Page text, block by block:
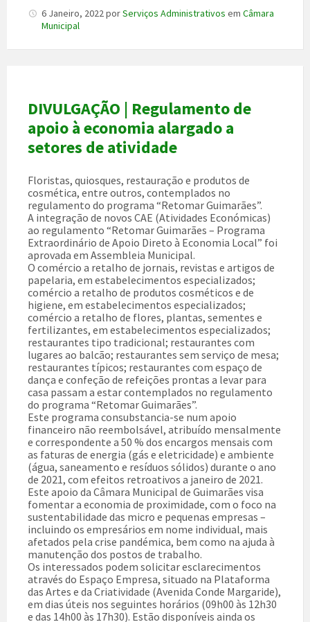
6 Janeiro, 2022porServiços Administrativos em Câmara
Municipal
DIVULGAÇÃO | Regulamento de
apoio à economia alargado a
setores de atividade
Floristas, quiosques, restauração e produtos de
cosmética, entre outros, contemplados no
regulamento do programa “Retomar Guimarães”.
A integração de novos CAE (Atividades Económicas)
ao regulamento “Retomar Guimarães – Programa
Extraordinário de Apoio Direto à Economia Local” foi
aprovada em Assembleia Municipal.
O comércio a retalho de jornais, revistas e artigos de
papelaria, em estabelecimentos especializados;
comércio a retalho de produtos cosméticos e de
higiene, em estabelecimentos especializados;
comércio a retalho de flores, plantas, sementes e
fertilizantes, em estabelecimentos especializados;
restaurantes tipo tradicional; restaurantes com
lugares ao balcão; restaurantes sem serviço de mesa;
restaurantes típicos; restaurantes com espaço de
dança e confeção de refeições prontas a levar para
casa passam a estar contemplados no regulamento
do programa “Retomar Guimarães”.
Este programa consubstancia-se num apoio
financeiro não reembolsável, atribuído mensalmente
e correspondente a 50 % dos encargos mensais com
as faturas de energia (gás e eletricidade) e ambiente
(água, saneamento e resíduos sólidos) durante o ano
de 2021, com efeitos retroativos a janeiro de 2021.
Este apoio da Câmara Municipal de Guimarães visa
fomentar a economia de proximidade, com o foco na
sustentabilidade das micro e pequenas empresas –
incluindo os empresários em nome individual, mais
afetados pela crise pandémica, bem como na ajuda à
manutenção dos postos de trabalho.
Os interessados podem solicitar esclarecimentos
através do Espaço Empresa, situado na Plataforma
das Artes e da Criatividade (Avenida Conde Margaride),
em dias úteis nos seguintes horários (09h00 às 12h30
e das 14h00 às 17h30). Estão disponíveis ainda os